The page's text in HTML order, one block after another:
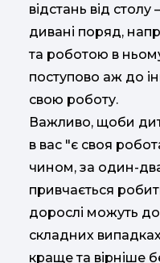
відстань від
дивані поряд,
та роботою в
поступово аж до
свою роботу.
Важливо, щоби
в вас "є своя
чином, за один-
привчається
дорослі можуть
складних
краще та вірніше